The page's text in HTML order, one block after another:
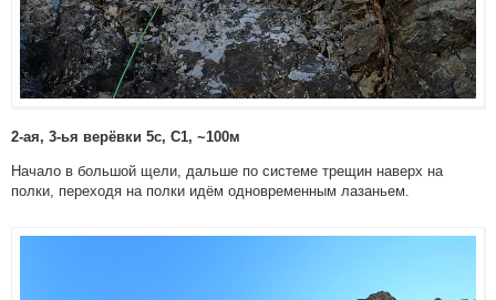
2-ая, 3-ья верёвки 5с, С1, ~100м
Начало в большой щели, дальше по системе трещин наверх на
полки, переходя на полки идём одновременным лазаньем.